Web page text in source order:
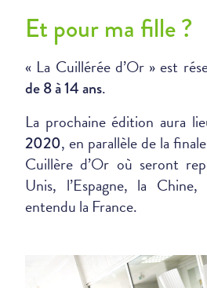
Et pour ma fille ?
« La Cuillérée d’Or » est
de 8 à 14 ans.
La prochaine édition aura
2020, en parallèle de la
Cuillère d’Or où seront
Unis, l’Espagne, la
entendu la France.